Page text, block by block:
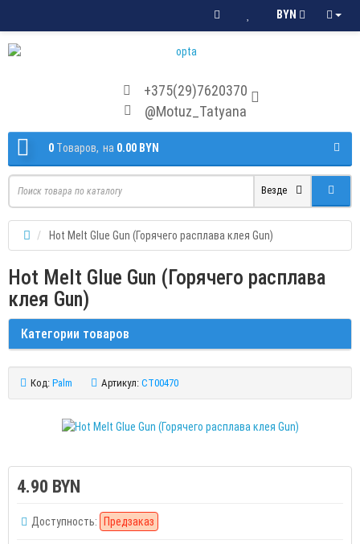
BYN
+375(29)7620370
@Motuz_Tatyana
0 Tоваров, на 0.00 BYN
Везде
Hot Melt Glue Gun (Горячего расплава клея Gun)
Hot Melt Glue Gun (Горячего расплава
клея Gun)
Категории товаров
Код: Palm Артикул: CT00470
4.90 BYN
Доступность: Предзаказ